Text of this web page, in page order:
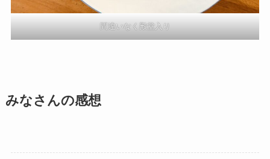
間違いなく殿堂入り
みなさんの感想